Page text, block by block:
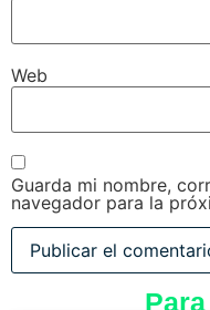
Web
Guarda mi nombre,
navegador para la